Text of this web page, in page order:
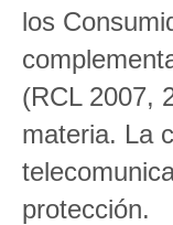
los
(RCL 2007,
materia. La
protección.